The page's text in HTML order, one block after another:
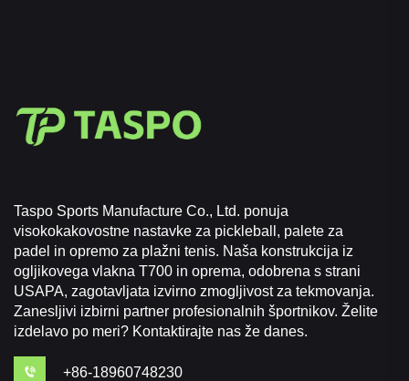
Taspo Sports Manufacture Co., Ltd. ponuja
visokokakovostne nastavke za pickleball, palete za
padel in opremo za plažni tenis. Naša konstrukcija iz
ogljikovega vlakna T700 in oprema, odobrena s strani
USAPA, zagotavljata izvirno zmogljivost za tekmovanja.
Zanesljivi izbirni partner profesionalnih športnikov. Želite
izdelavo po meri? Kontaktirajte nas že danes.
+86-18960748230